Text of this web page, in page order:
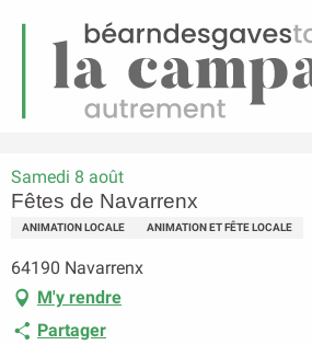
Menu
Fêtes de Navarrenx
Samedi 8 août
Fêtes de Navarrenx
ANIMATION LOCALE ANIMATION ET FÊTE LOCALE
64190 Navarrenx
M'y rendre
Partager